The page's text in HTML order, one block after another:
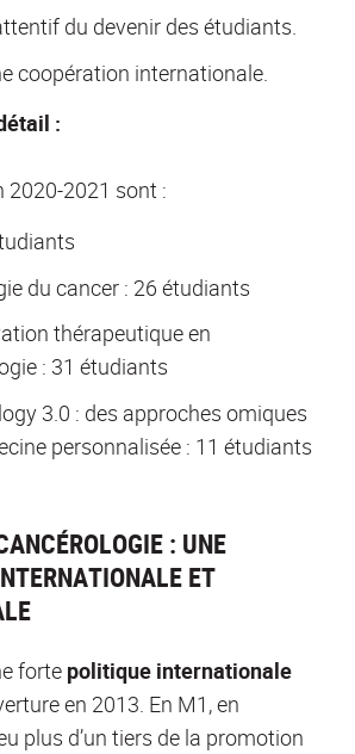
du devenir des étudiants.
coopération internationale.
:
2020-2021 sont :
du cancer : 26 étudiants
thérapeutique en
: 31 étudiants
3.0 : des approches omiques
personnalisée : 11 étudiants
: UNE
ET
forte politique internationale
en 2013. En M1, en
plus d’un tiers de la promotion